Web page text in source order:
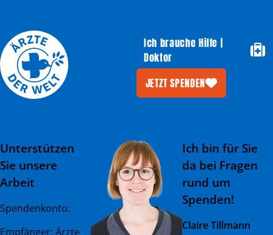
Ich brauche Hilfe |
Doktor
JETZT SPENDEN
Unterstützen
Sie unsere
Arbeit
Spendenkonto:
Empfänger: Ärzte
Ich bin für Sie
da bei Fragen
rund um
Spenden!
Claire Tillmann